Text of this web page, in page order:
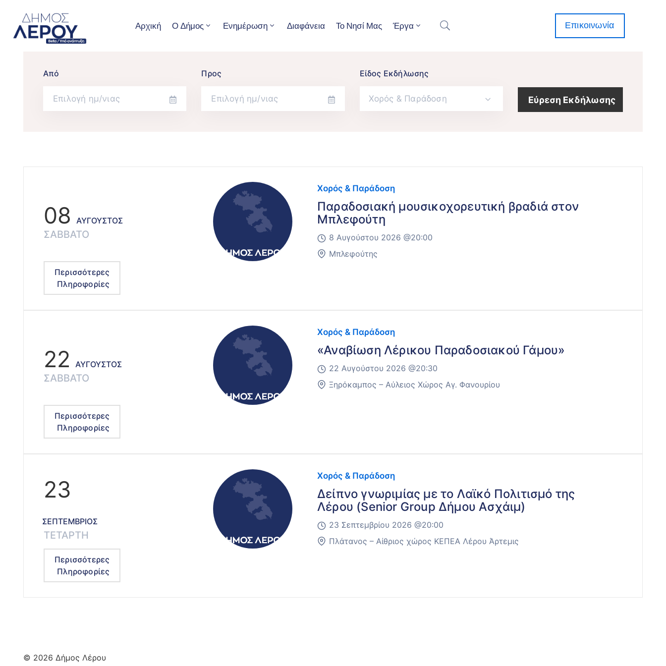
Αρχική Ο Δήμος Ενημέρωση Διαφάνεια Το Νησί Μας Έργα Επικοινωνία
Από Προς Είδος Εκδήλωσης
Χορός & Παράδοση
08ΑΎΓΟΥΣΤΟΣ
ΣΆΒΒΑΤΟ
Χορός & Παράδοση
Παραδοσιακή μουσικοχορευτική βραδιά στον
Μπλεφούτη
8 Αυγούστου 2026 @20:00
Μπλεφούτης
Περισσότερες
Πληροφορίες
22ΑΎΓΟΥΣΤΟΣ
ΣΆΒΒΑΤΟ
Χορός & Παράδοση
«Αναβίωση Λέρικου Παραδοσιακού Γάμου»
22 Αυγούστου 2026 @20:30
Ξηρόκαμπος – Αύλειος Χώρος Αγ. Φανουρίου
Περισσότερες
Πληροφορίες
23
ΣΕΠΤΈΜΒΡΙΟΣ
ΤΕΤΆΡΤΗ
Χορός & Παράδοση
Δείπνο γνωριμίας με το Λαϊκό Πολιτισμό της
Λέρου (Senior Group Δήμου Ασχάιμ)
23 Σεπτεμβρίου 2026 @20:00
Πλάτανος – Αίθριος χώρος ΚΕΠΕΑ Λέρου Άρτεμις
Περισσότερες
Πληροφορίες
© 2026 Δήμος Λέρου